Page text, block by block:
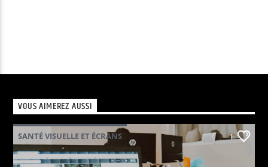
VOUS AIMEREZ AUSSI
SANTÉ VISUELLE ET ÉCRANS 1